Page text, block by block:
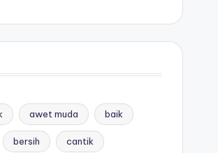
awet muda baik
bersih cantik